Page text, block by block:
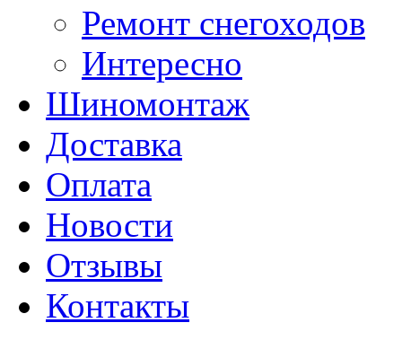
Ремонт снегоходов
Интересно
Шиномонтаж
Доставка
Оплата
Новости
Отзывы
Контакты